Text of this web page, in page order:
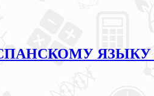
ЯЗЫКУ